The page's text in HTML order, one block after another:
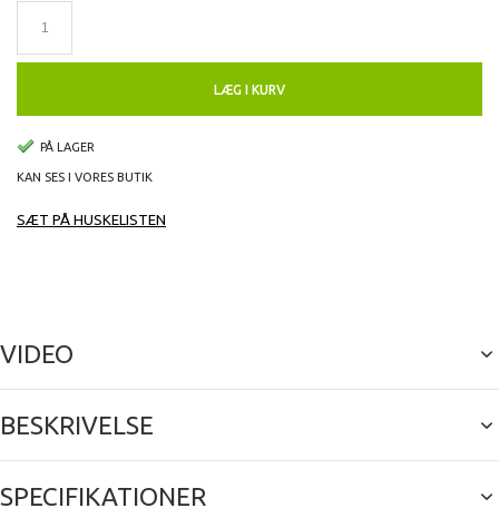
LÆG I KURV
PÅ LAGER
KAN SES I VORES BUTIK
SÆT PÅ HUSKELISTEN
VIDEO
BESKRIVELSE
SPECIFIKATIONER